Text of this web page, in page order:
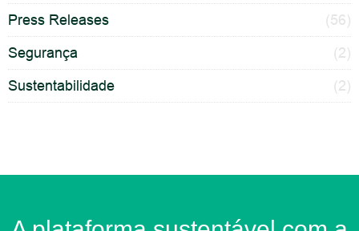
Press Releases
(56)
Segurança
(2)
Sustentabilidade
(2)